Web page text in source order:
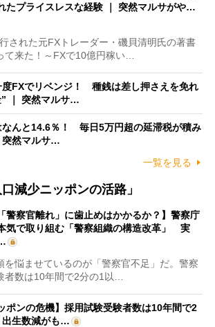
たプライスレスな経験 ｜ 突然マルサがや…
された元FXトレーダー・磯貝清明氏の著書
て来た！～FXで10億円稼い…
度FXでリベンジ！ 種銭は差し押さえを免れ
｜ 突然マルサ…
なんと14.6％！ 毎日5万円超の延滞税が積み
突然マルサ…
一覧を見る
減少ニッポンの活路」
「警察官離れ」に歯止めはかかるか？】警察庁
気で取り組む「警察組織の構造改革」 実
悩ませているのが「警察官不足」だ。警察
者数は10年間で2分の1以…
ポンの危機】採用試験受験者数は10年間で2
生数減がも…